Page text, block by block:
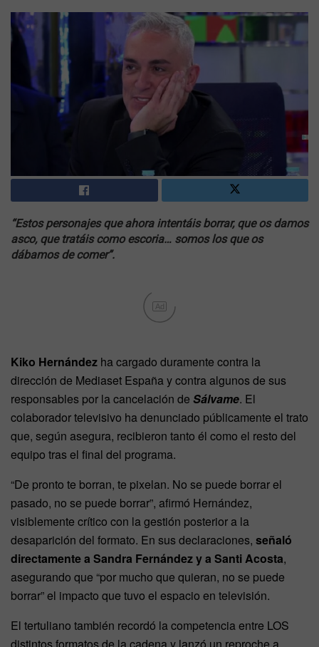
“Estos personajes que ahora intentáis borrar, que os damos
asco, que tratáis como escoria… somos los que os
dábamos de comer”.
Ad
Kiko Hernández ha cargado duramente contra la
dirección de Mediaset España y contra algunos de sus
responsables por la cancelación de Sálvame. El
colaborador televisivo ha denunciado públicamente el trato
que, según asegura, recibieron tanto él como el resto del
equipo tras el final del programa.
“De pronto te borran, te pixelan. No se puede borrar el
pasado, no se puede borrar”, afirmó Hernández,
visiblemente crítico con la gestión posterior a la
desaparición del formato. En sus declaraciones, señaló
directamente a Sandra Fernández y a Santi Acosta,
asegurando que “por mucho que quieran, no se puede
borrar” el impacto que tuvo el espacio en televisión.
El tertuliano también recordó la competencia entre LOS